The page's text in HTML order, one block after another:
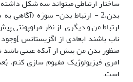
ارتباط من و دیگری. از نظر مرلوپونتی
ناب باشند ابعادی از اگزیستانس
منظور بدن من پیش از آن­که عینی باشد
امری فیزیولوژیک مفهوم سازی کنم،
است.